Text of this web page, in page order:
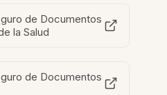
de Documentos
la Salud
de Documentos